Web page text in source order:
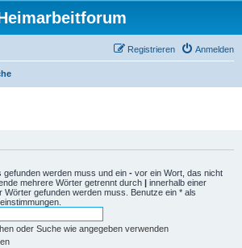
Anmelden
Registrieren
gefunden werden muss und ein - vor ein Wort, das nicht
mehrere Wörter getrennt durch | innerhalb einer
Wörter gefunden werden muss. Benutze ein * als
oder Suche wie angegeben verwenden